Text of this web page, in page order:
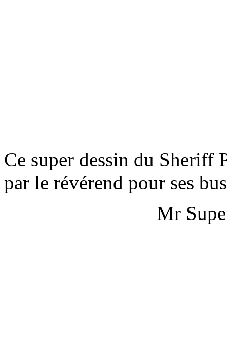
Ce super dessin du Sheriff
par le révérend pour ses
Mr